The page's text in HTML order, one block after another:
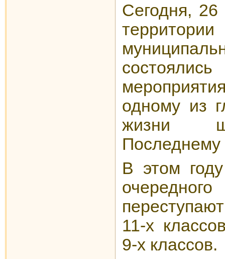
Сегодня,
одному из
жизни
Последнему
В этом
11-х
9-х классов.